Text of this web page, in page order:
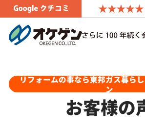
リフォームの事なら東邦ガス暮ら
ン
お客様の